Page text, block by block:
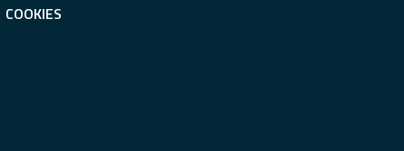
COOKIES